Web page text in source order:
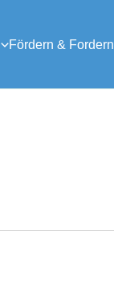
Fördern & Fordern